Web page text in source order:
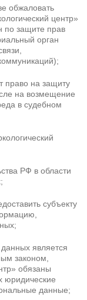
обжаловать
центр»
по защите прав
орган
право на защиту
на возмещение
в судебном
РФ в области
субъекту
является
законом,
обязаны
юридические
данные;